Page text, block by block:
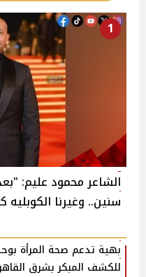
1
الشاعر محمود عليم:
سنين.. وغيرنا الكوبليه
بهية تدعم صحة المرأة
للكشف المبكر بشرق